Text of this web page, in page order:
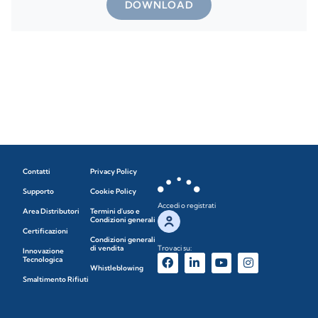
DOWNLOAD
Contatti
Supporto
Area Distributori
Certificazioni
Innovazione
Tecnologica
Smaltimento Rifiuti
Privacy Policy
Cookie Policy
Termini d'uso e
Condizioni generali
Condizioni generali
di vendita
Whistleblowing
Accedi o registrati
Trovaci su: